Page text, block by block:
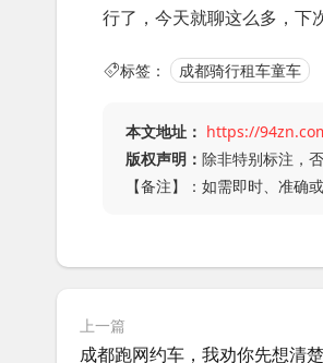
行了，今天就聊这么多，下
标签： 成都骑行租车童车
本文地址： https://
版权声明： 除非特别标注，
【备注】：如需即时、准确
上一篇
成都跑网约车，我劝你先想清